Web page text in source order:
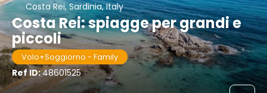
Costa Rei, Sardinia, Italy
Costa Rei: spiagge per grandi e
piccoli
Volo+Soggiorno - Family
Ref ID:48601525